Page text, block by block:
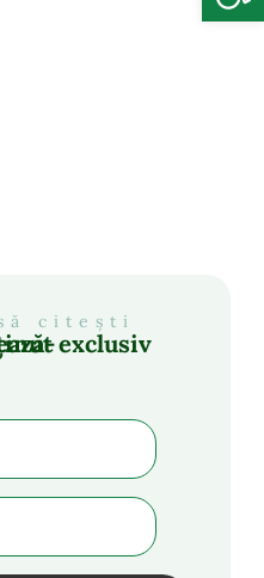
citești
conținut exclusiv